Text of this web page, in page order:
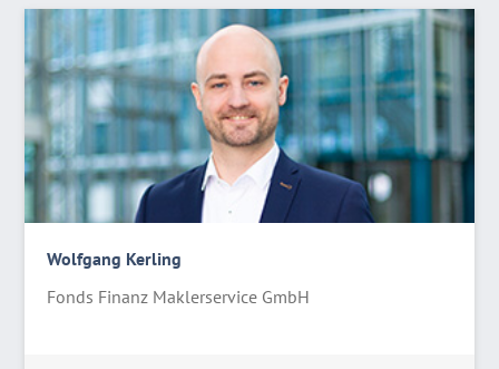
Wolfgang Kerling
Fonds Finanz Maklerservice GmbH